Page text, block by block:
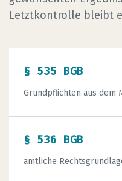
Letztkontrolle bleibt
§ 535 BGB
Grundpflichten aus dem
§ 536 BGB
amtliche